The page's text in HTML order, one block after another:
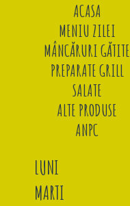
ACASA
MENIU ZILEI
MÂNCĂRURI GĂTITE
PREPARATE GRILL
SALATE
ALTE PRODUSE
ANPC
LUNI
MARTI